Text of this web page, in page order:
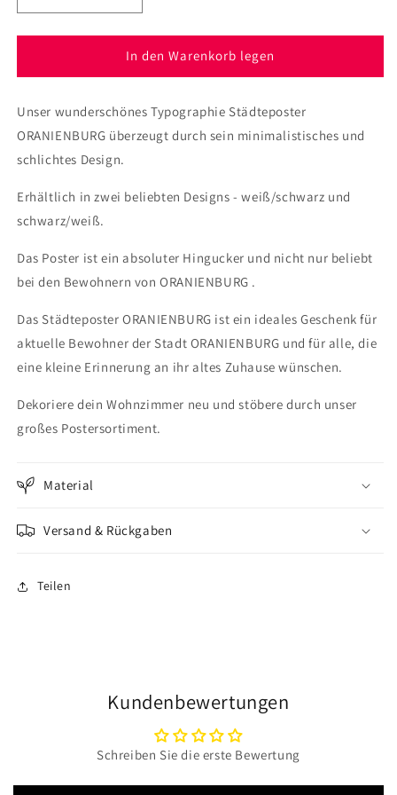
die
Menge
Poster
ORANIENBURG
die
Menge
für
Poster
ORANIENBURG
In den Warenkorb legen
Unser wunderschönes Typographie Städteposter
ORANIENBURG überzeugt durch sein minimalistisches und
schlichtes Design.
Erhältlich in zwei beliebten Designs - weiß/schwarz und
schwarz/weiß.
Das Poster ist ein absoluter Hingucker und nicht nur beliebt
bei den Bewohnern von ORANIENBURG .
Das Städteposter ORANIENBURG ist ein ideales Geschenk für
aktuelle Bewohner der Stadt ORANIENBURG und für alle, die
eine kleine Erinnerung an ihr altes Zuhause wünschen.
Dekoriere dein Wohnzimmer neu und stöbere durch unser
großes Postersortiment.
Material
Versand & Rückgaben
Teilen
Kundenbewertungen
Schreiben Sie die erste Bewertung